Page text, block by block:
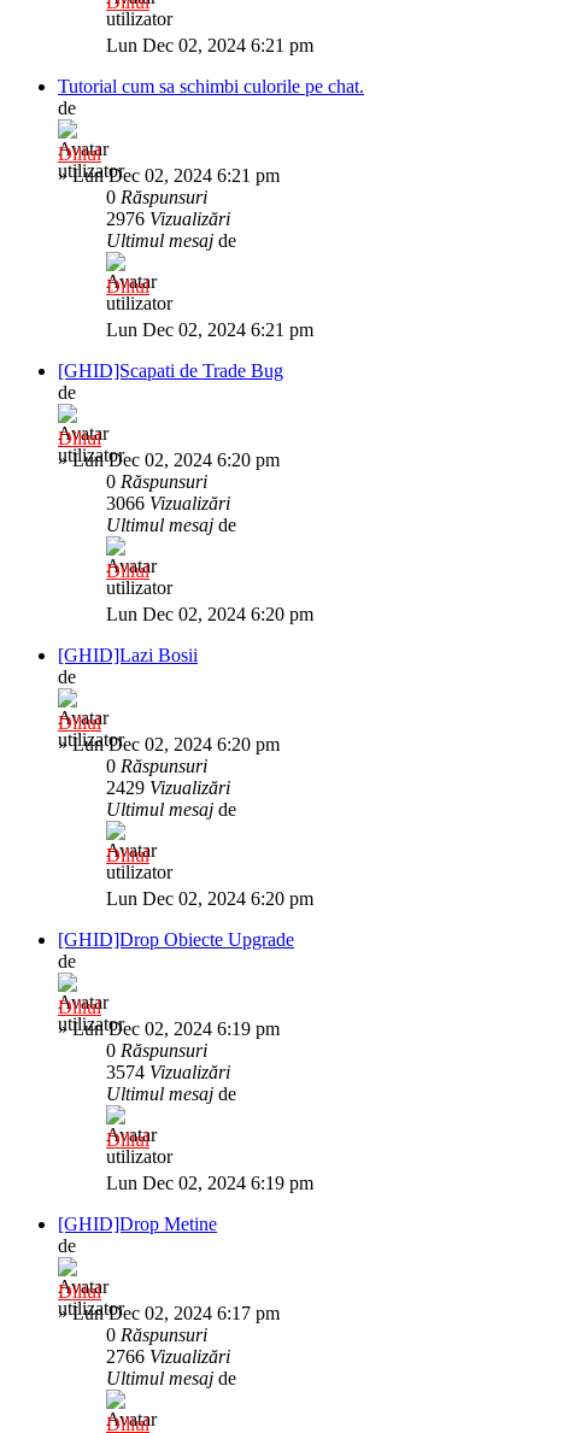
Lun Dec 02, 2024 6:21 pm
Tutorial cum sa schimbi culorile pe chat.
de
Diliul
»Lun Dec 02, 2024 6:21 pm
0 Răspunsuri
2976 Vizualizări
Ultimul mesaj de
Diliul
Lun Dec 02, 2024 6:21 pm
[GHID]Scapati de Trade Bug
de
Diliul
»Lun Dec 02, 2024 6:20 pm
0 Răspunsuri
3066 Vizualizări
Ultimul mesaj de
Diliul
Lun Dec 02, 2024 6:20 pm
[GHID]Lazi Bosii
de
Diliul
»Lun Dec 02, 2024 6:20 pm
0 Răspunsuri
2429 Vizualizări
Ultimul mesaj de
Diliul
Lun Dec 02, 2024 6:20 pm
[GHID]Drop Obiecte Upgrade
de
Diliul
»Lun Dec 02, 2024 6:19 pm
0 Răspunsuri
3574 Vizualizări
Ultimul mesaj de
Diliul
Lun Dec 02, 2024 6:19 pm
[GHID]Drop Metine
de
Diliul
»Lun Dec 02, 2024 6:17 pm
0 Răspunsuri
2766 Vizualizări
Ultimul mesaj de
Diliul